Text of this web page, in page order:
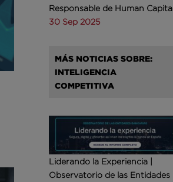
Responsable de Human Capital
30 Sep 2025
MÁS NOTICIAS SOBRE:
INTELIGENCIA
COMPETITIVA
Liderando la Experiencia |
Observatorio de las Entidades